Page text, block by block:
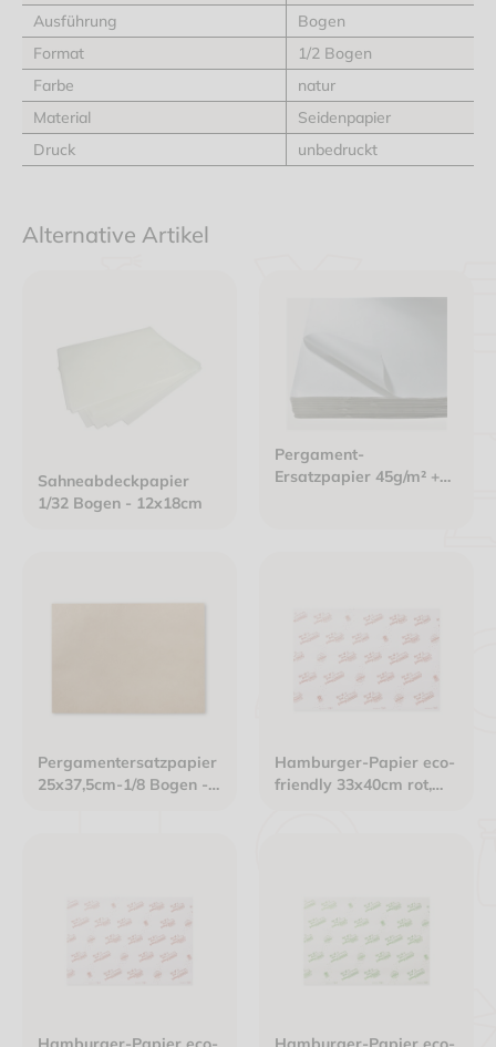
Ausführung
Bogen
Format
1/2 Bogen
Farbe
natur
Material
Seidenpapier
Druck
unbedruckt
Alternative Artikel
Sahneabdeckpapier
1/32 Bogen - 12x18cm
Pergament-
Ersatzpapier 45g/m² +
Pergamentersatzpapier
25x37,5cm-1/8 Bogen -
Hamburger-Papier eco-
friendly 33x40cm rot,